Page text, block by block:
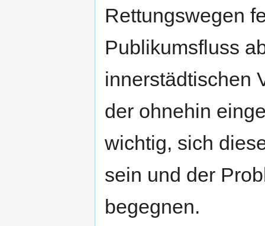
Rettungswegen
Publikumsfluss
innerstädtischen
der ohnehin
wichtig, sich
sein und der
begegnen.